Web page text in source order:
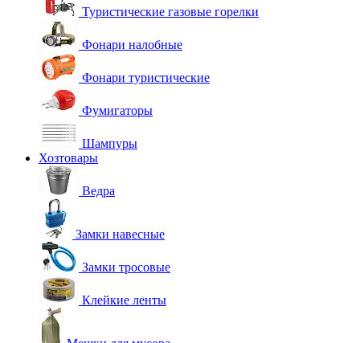
Туристические газовые горелки
Фонари налобные
Фонари туристические
Фумигаторы
Шампуры
Хозтовары
Ведра
Замки навесные
Замки тросовые
Клейкие ленты